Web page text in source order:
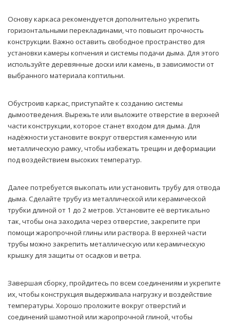
Основу каркаса рекомендуется дополнительно укрепить
горизонтальными перекладинами, что повысит прочность
конструкции. Важно оставить свободное пространство для
установки камеры копчения и системы подачи дыма. Для этого
используйте деревянные доски или камень, в зависимости от
выбранного материала коптильни.
Обустроив каркас, приступайте к созданию системы
дымоотведения. Вырежьте или выложите отверстие в верхней
части конструкции, которое станет входом для дыма. Для
надёжности установите вокруг отверстия каменную или
металлическую рамку, чтобы избежать трещин и деформации
под воздействием высоких температур.
Далее потребуется выкопать или установить трубу для отвода
дыма. Сделайте трубу из металлической или керамической
трубки длиной от 1 до 2 метров. Установите её вертикально
так, чтобы она заходила через отверстие, закрепите при
помощи жаропрочной глины или раствора. В верхней части
трубы можно закрепить металлическую или керамическую
крышку для защиты от осадков и ветра.
Завершая сборку, пройдитесь по всем соединениям и укрепите
их, чтобы конструкция выдерживала нагрузку и воздействие
температуры. Хорошо проложите вокруг отверстий и
соединений шамотной или жаропрочной глиной, чтобы